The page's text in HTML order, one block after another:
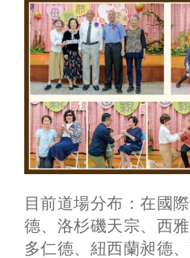
目前道場分布：在國
德、洛杉磯天宗、西
多仁德、紐西蘭昶德